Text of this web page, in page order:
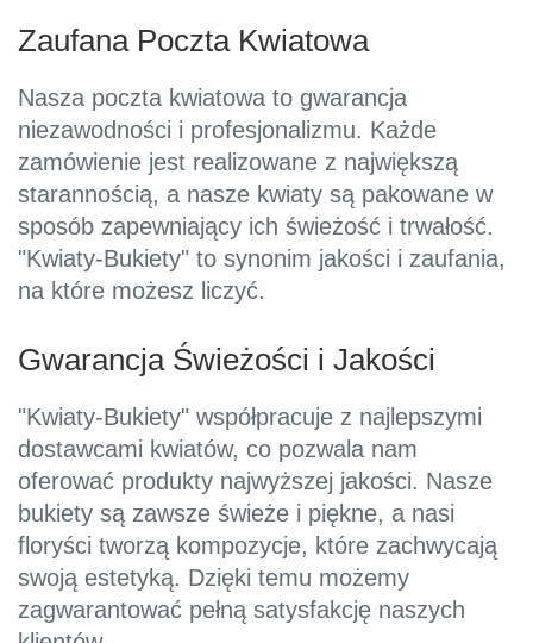
Zaufana Poczta Kwiatowa
Nasza poczta kwiatowa to gwarancja
niezawodności i profesjonalizmu. Każde
zamówienie jest realizowane z największą
starannością, a nasze kwiaty są pakowane w
sposób zapewniający ich świeżość i trwałość.
"Kwiaty-Bukiety" to synonim jakości i zaufania,
na które możesz liczyć.
Gwarancja Świeżości i Jakości
"Kwiaty-Bukiety" współpracuje z najlepszymi
dostawcami kwiatów, co pozwala nam
oferować produkty najwyższej jakości. Nasze
bukiety są zawsze świeże i piękne, a nasi
floryści tworzą kompozycje, które zachwycają
swoją estetyką. Dzięki temu możemy
zagwarantować pełną satysfakcję naszych